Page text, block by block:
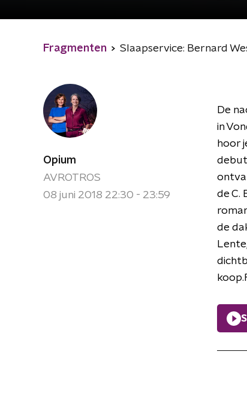
Fragmenten Slaapservice: Bernard
Opium
AVROTROS
08 juni 2018 22:30 - 23:59
De
in
hoor
de C.
de